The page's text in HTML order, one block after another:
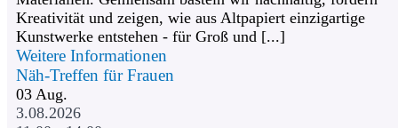
Kreativität und zeigen, wie aus Altpapiert einzigartige
Kunstwerke entstehen - für Groß und [...]
Weitere Informationen
Näh-Treffen für Frauen
03 Aug.
3.08.2026